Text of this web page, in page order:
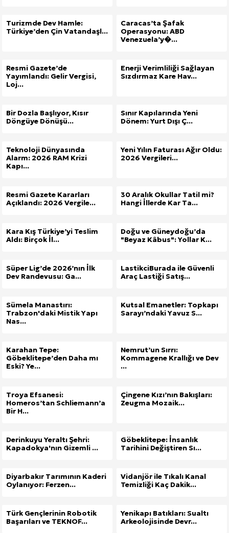
Turizmde Dev Hamle:
Türkiye’den Çin Vatandaşl...
Caracas’ta Şafak
Operasyonu: ABD
Venezuela’y�...
Resmi Gazete’de
Yayımlandı: Gelir Vergisi,
Loj...
Enerji Verimliliği Sağlayan
Sızdırmaz Kare Hav...
Bir Dozla Başlıyor, Kısır
Döngüye Dönüşü...
Sınır Kapılarında Yeni
Dönem: Yurt Dışı Ç...
Teknoloji Dünyasında
Alarm: 2026 RAM Krizi
Kapı...
Yeni Yılın Faturası Ağır Oldu:
2026 Vergileri...
Resmi Gazete Kararları
Açıklandı: 2026 Vergile...
30 Aralık Okullar Tatil mi?
Hangi İllerde Kar Ta...
Kara Kış Türkiye’yi Teslim
Aldı: Birçok İl...
Doğu ve Güneydoğu’da
"Beyaz Kâbus": Yollar K...
Süper Lig’de 2026’nın İlk
Dev Randevusu: Ga...
LastikciBurada ile Güvenli
Araç Lastiği Satış...
Sümela Manastırı:
Trabzon'daki Mistik Yapı
Nas...
Kutsal Emanetler: Topkapı
Sarayı’ndaki Yavuz S...
Karahan Tepe:
Göbeklitepe’den Daha mı
Eski? Ye...
Nemrut’un Sırrı:
Kommagene Krallığı ve Dev
...
Troya Efsanesi:
Homeros’tan Schliemann’a
Bir H...
Çingene Kızı’nın Bakışları:
Zeugma Mozaik...
Derinkuyu Yeraltı Şehri:
Kapadokya'nın Gizemli ...
Göbeklitepe: İnsanlık
Tarihini Değiştiren Sı...
Diyarbakır Tarımının Kaderi
Oylanıyor: Ferzen...
Vidanjör ile Tıkalı Kanal
Temizliği Kaç Dakik...
Türk Gençlerinin Robotik
Başarıları ve TEKNOF...
Yenikapı Batıkları: Sualtı
Arkeolojisinde Devr...
Dar Tavanlı Alanlar İçin Oval Hava Kanalı Avantajları